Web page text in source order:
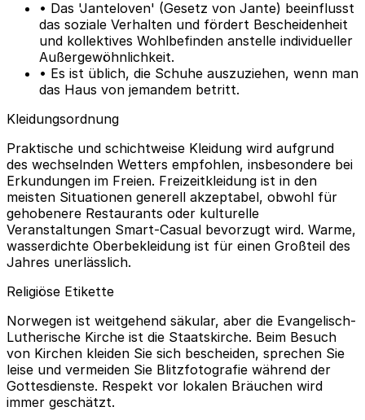
• Das 'Janteloven' (Gesetz von Jante) beeinflusst
das soziale Verhalten und fördert Bescheidenheit
und kollektives Wohlbefinden anstelle individueller
Außergewöhnlichkeit.
• Es ist üblich, die Schuhe auszuziehen, wenn man
das Haus von jemandem betritt.
Kleidungsordnung
Praktische und schichtweise Kleidung wird aufgrund
des wechselnden Wetters empfohlen, insbesondere bei
Erkundungen im Freien. Freizeitkleidung ist in den
meisten Situationen generell akzeptabel, obwohl für
gehobenere Restaurants oder kulturelle
Veranstaltungen Smart-Casual bevorzugt wird. Warme,
wasserdichte Oberbekleidung ist für einen Großteil des
Jahres unerlässlich.
Religiöse Etikette
Norwegen ist weitgehend säkular, aber die Evangelisch-
Lutherische Kirche ist die Staatskirche. Beim Besuch
von Kirchen kleiden Sie sich bescheiden, sprechen Sie
leise und vermeiden Sie Blitzfotografie während der
Gottesdienste. Respekt vor lokalen Bräuchen wird
immer geschätzt.